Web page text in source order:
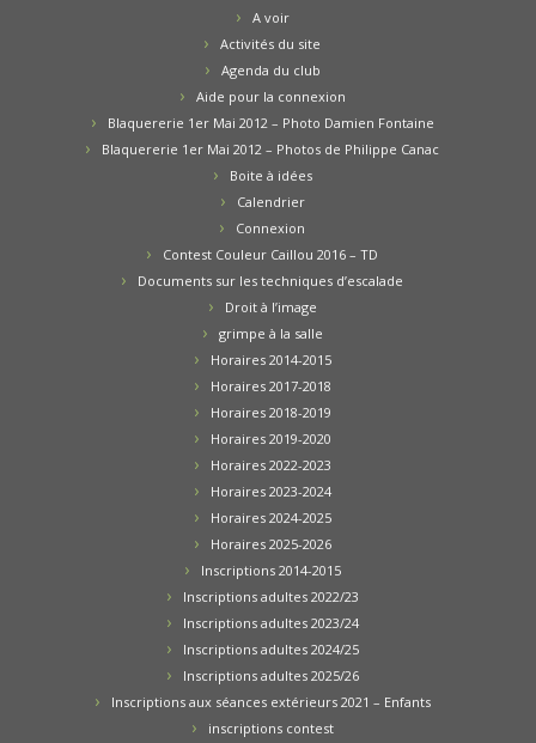
A voir
Activités du site
Agenda du club
Aide pour la connexion
Blaquererie 1er Mai 2012 – Photo Damien Fontaine
Blaquererie 1er Mai 2012 – Photos de Philippe Canac
Boite à idées
Calendrier
Connexion
Contest Couleur Caillou 2016 – TD
Documents sur les techniques d’escalade
Droit à l’image
grimpe à la salle
Horaires 2014-2015
Horaires 2017-2018
Horaires 2018-2019
Horaires 2019-2020
Horaires 2022-2023
Horaires 2023-2024
Horaires 2024-2025
Horaires 2025-2026
Inscriptions 2014-2015
Inscriptions adultes 2022/23
Inscriptions adultes 2023/24
Inscriptions adultes 2024/25
Inscriptions adultes 2025/26
Inscriptions aux séances extérieurs 2021 – Enfants
inscriptions contest